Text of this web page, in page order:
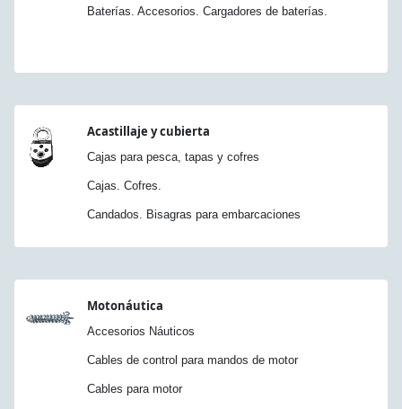
Baterías. Accesorios. Cargadores de baterías.
Acastillaje y cubierta
Cajas para pesca, tapas y cofres
Cajas. Cofres.
Candados. Bisagras para embarcaciones
Motonáutica
Accesorios Náuticos
Cables de control para mandos de motor
Cables para motor